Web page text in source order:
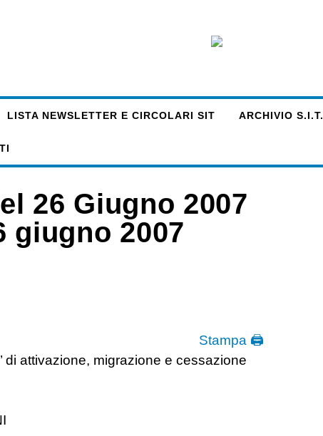
LISTA NEWSLETTER E CIRCOLARI SIT ARCHIVIO S.I.T.
26 Giugno 2007
giugno 2007
Stampa 🖨
di attivazione, migrazione e cessazione